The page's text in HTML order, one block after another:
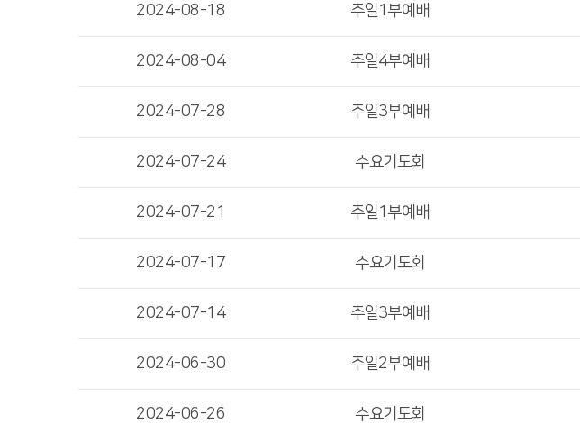
2024-08-18 주일1부예배
2024-08-04 주일4부예배
2024-07-28 주일3부예배
2024-07-24 수요기도회
2024-07-21 주일1부예배
2024-07-17 수요기도회
2024-07-14 주일3부예배
2024-06-30 주일2부예배
2024-06-26 수요기도회